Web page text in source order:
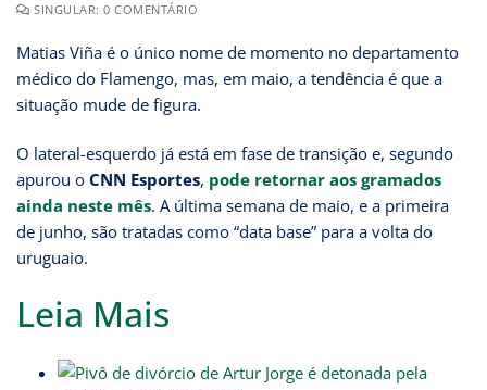
SINGULAR: 0 COMENTÁRIO
Matias Viña é o único nome de momento no departamento
médico do Flamengo, mas, em maio, a tendência é que a
situação mude de figura.
O lateral-esquerdo já está em fase de transição e, segundo
apurou o CNN Esportes, pode retornar aos gramados
ainda neste mês. A última semana de maio, e a primeira
de junho, são tratadas como “data base” para a volta do
uruguaio.
Leia Mais